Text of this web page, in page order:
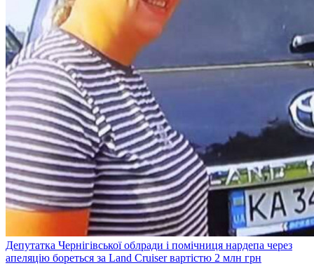
Депутатка Чернігівської облради і помічниця нардепа через
апеляцію бореться за Land Cruiser вартістю 2 млн грн